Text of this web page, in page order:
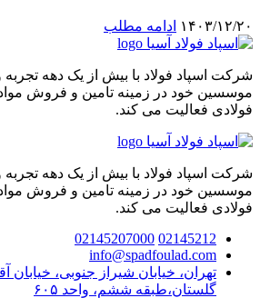
۱۴۰۳/۱۲/۲۰ ادامه مطلب
شرکت اسپاد فولاد با بیش از یک دهه تجربه
موسسین خود در زمینه تامین و فروش
فولادی فعالیت می کند.
شرکت اسپاد فولاد با بیش از یک دهه تجربه
موسسین خود در زمینه تامین و فروش
فولادی فعالیت می کند.
02145212
02145207000
info@spadfoulad.com
تهران، خیابان شیراز جنوبی، خیابان
گلستان،طبقه ششم، واحد ۶۰۵